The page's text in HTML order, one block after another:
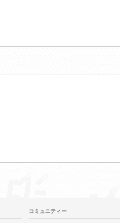
コミュニティー